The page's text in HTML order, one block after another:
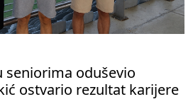
seniorima oduševio
ostvario rezultat karijere